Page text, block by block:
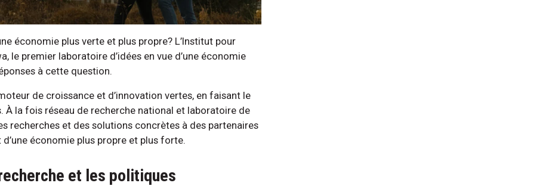
économie plus verte et plus propre? L’Institut pour
le premier laboratoire d’idées en vue d’une économie
à cette question.
de croissance et d’innovation vertes, en faisant le
À la fois réseau de recherche national et laboratoire de
recherches et des solutions concrètes à des partenaires
économie plus propre et plus forte.
et les politiques